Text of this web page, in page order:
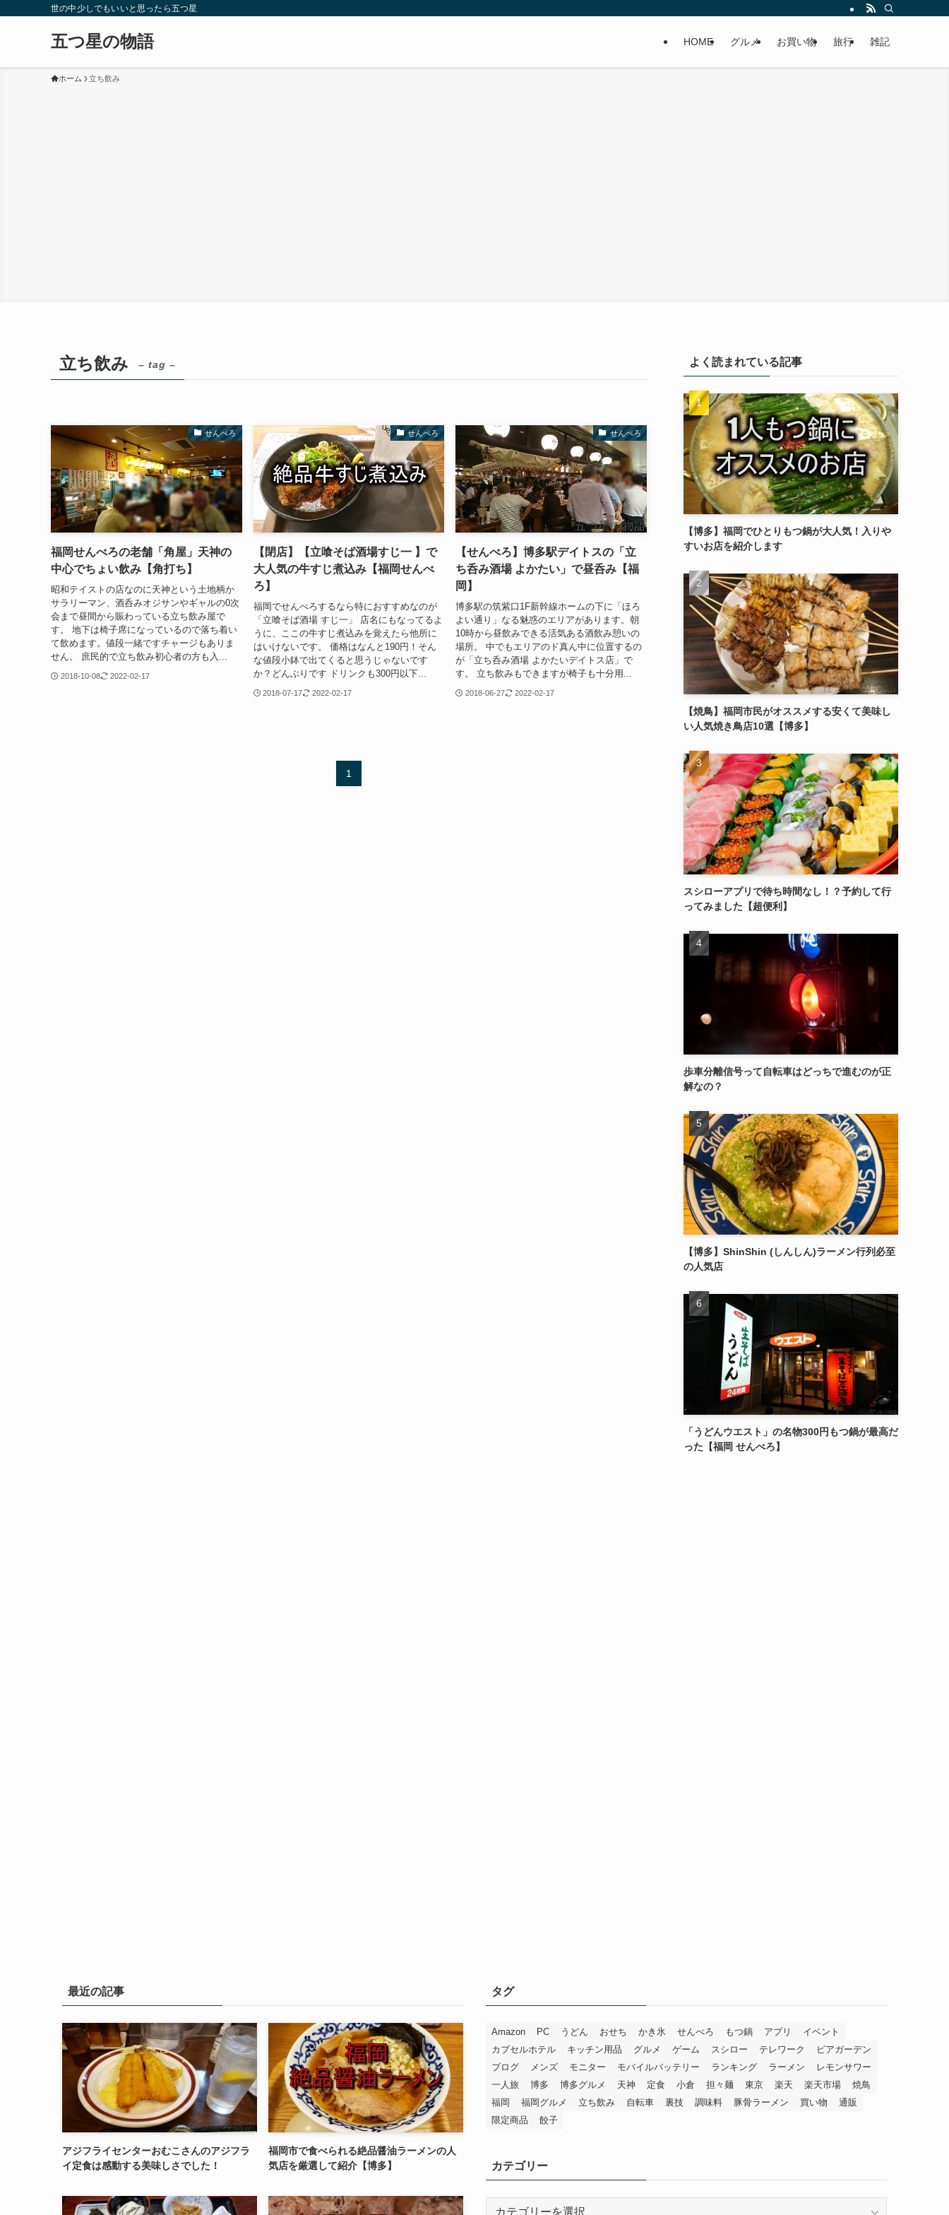
世の中少しでもいいと思ったら五つ星
五つ星の物語 HOME グルメ お買い物 旅行 雑記
ホーム 立ち飲み
立ち飲み – tag –
せんべろ
福岡せんべろの老舗「角屋」天神の
中心でちょい飲み【角打ち】
昭和テイストの店なのに天神という土地柄か
サラリーマン、酒呑みオジサンやギャルの0次
会まで昼間から賑わっている立ち飲み屋で
す。 地下は椅子席になっているので落ち着い
て飲めます。値段一緒ですチャージもありま
せん。 庶民的で立ち飲み初心者の方も入...
2018-10-08 2022-02-17
せんべろ
【閉店】【立喰そば酒場すじ一 】で
大人気の牛すじ煮込み【福岡せんべ
ろ】
福岡でせんべろするなら特におすすめなのが
「立喰そば酒場 すじ一」 店名にもなってるよ
うに、ここの牛すじ煮込みを覚えたら他所に
はいけないです。 価格はなんと190円！そん
な値段小鉢で出てくると思うじゃないです
か？どんぶりです ドリンクも300円以下...
2018-07-17 2022-02-17
せんべろ
【せんべろ】博多駅デイトスの「立
ち呑み酒場 よかたい」で昼呑み【福
岡】
博多駅の筑紫口1F新幹線ホームの下に「ほろ
よい通り」なる魅惑のエリアがあります。朝
10時から昼飲みできる活気ある酒飲み憩いの
場所。 中でもエリアのド真ん中に位置するの
が「立ち呑み酒場 よかたいデイトス店」で
す。 立ち飲みもできますが椅子も十分用...
2018-06-27 2022-02-17
1
よく読まれている記事
【博多】福岡でひとりもつ鍋が大人気！入りや
すいお店を紹介します
【焼鳥】福岡市民がオススメする安くて美味し
い人気焼き鳥店10選【博多】
スシローアプリで待ち時間なし！？予約して行
ってみました【超便利】
歩車分離信号って自転車はどっちで進むのが正
解なの？
【博多】ShinShin (しんしん)ラーメン行列必至
の人気店
「うどんウエスト」の名物300円もつ鍋が最高だ
った【福岡 せんべろ】
最近の記事
アジフライセンターおむこさんのアジフラ
イ定食は感動する美味しさでした！
福岡市で食べられる絶品醤油ラーメンの人
気店を厳選して紹介【博多】
タグ
Amazon PC うどん おせち かき氷 せんべろ もつ鍋 アプリ
イベント
カプセルホテル
キッチン用品 グルメ ゲーム スシロー テレワーク
ビアガーデン
ブログ
メンズ モニター モバイルバッテリー ランキング ラーメン
レモンサワー
一人旅
博多 博多グルメ 天神 定食 小倉 担々麺 東京 楽天 楽天市場
焼鳥
福岡
福岡グルメ 立ち飲み 自転車 裏技 調味料 豚骨ラーメン 買い物
通販
限定商品
餃子
カテゴリー